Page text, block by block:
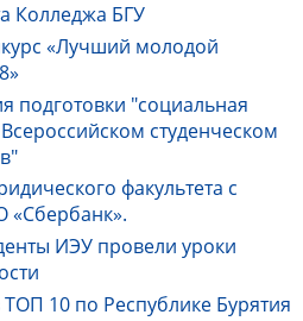
Колледжа БГУ
«Лучший молодой
подготовки "социальная
студенческом
факультета с
«Сбербанк».
ИЭУ провели уроки
10 по Республике Бурятия